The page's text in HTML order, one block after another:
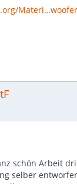
schön Arbeit
selber